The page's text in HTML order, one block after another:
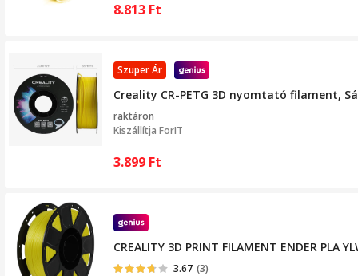
8.813 Ft
Szuper Ár
Creality CR-PETG 3D nyomtató filament,
raktáron
Kiszállítja ForIT
3.899 Ft
CREALITY 3D PRINT FILAMENT ENDER PLA
3.67 (3)